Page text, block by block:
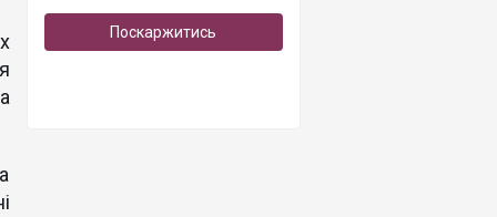
Поскаржитись